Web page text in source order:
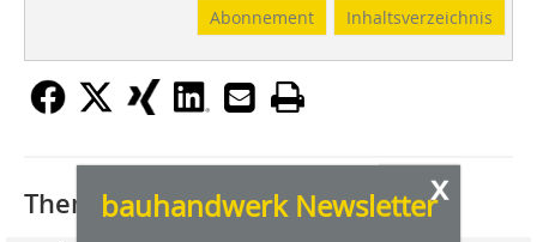
Abonnement Inhaltsverzeichnis
x
bauhandwerk Newsletter
Thematisch passende Artikel: